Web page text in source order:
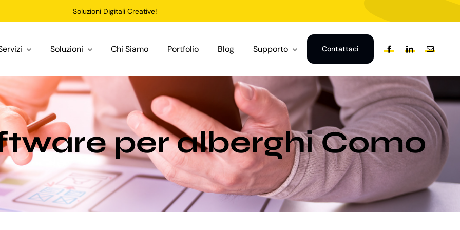
Soluzioni Digitali Creative!
Soluzioni Chi Siamo Portfolio Blog Supporto Contattaci
per alberghi Como